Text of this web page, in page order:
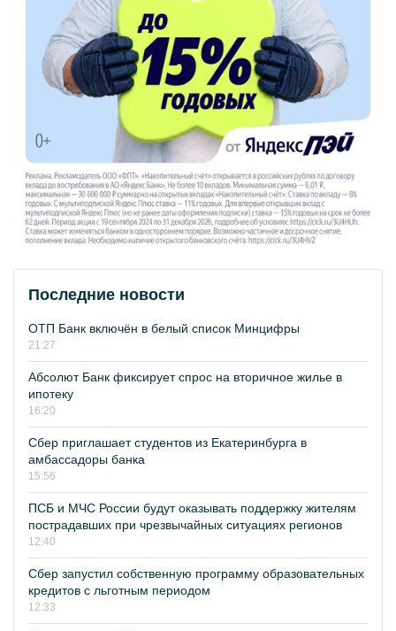
Последние новости
ОТП Банк включён в белый список Минцифры
21:27
Абсолют Банк фиксирует спрос на вторичное жилье в
ипотеку
16:20
Сбер приглашает студентов из Екатеринбурга в
амбассадоры банка
15:56
ПСБ и МЧС России будут оказывать поддержку жителям
пострадавших при чрезвычайных ситуациях регионов
12:40
Сбер запустил собственную программу образовательных
кредитов с льготным периодом
12:33